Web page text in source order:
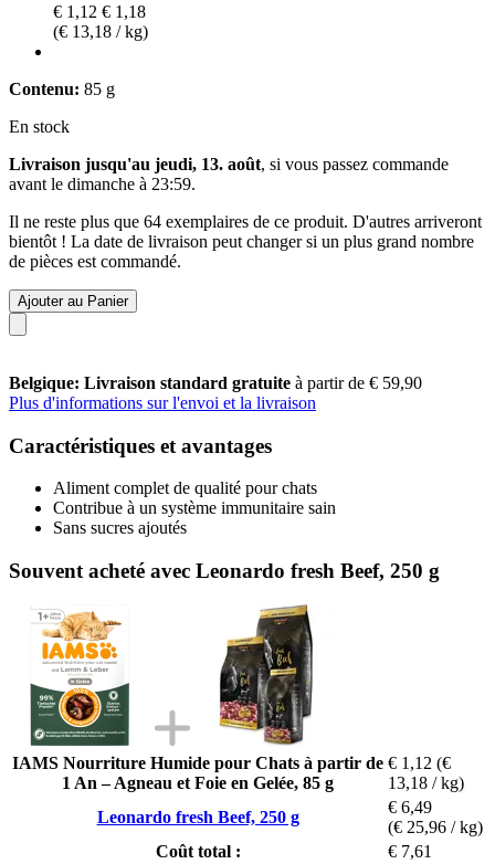
€ 1,12 € 1,18
(€ 13,18 / kg)
Contenu: 85 g
En stock
Livraison jusqu'au jeudi, 13. août, si vous passez commande
avant le dimanche à 23:59.
Il ne reste plus que 64 exemplaires de ce produit. D'autres arriveront
bientôt ! La date de livraison peut changer si un plus grand nombre
de pièces est commandé.
Ajouter au Panier
Belgique: Livraison standard gratuite à partir de € 59,90
Plus d'informations sur l'envoi et la livraison
Caractéristiques et avantages
Aliment complet de qualité pour chats
Contribue à un système immunitaire sain
Sans sucres ajoutés
Souvent acheté avec Leonardo fresh Beef, 250 g
IAMS Nourriture Humide pour Chats à partir de
1 An – Agneau et Foie en Gelée, 85 g
€ 1,12 (€
13,18 / kg)
Leonardo fresh Beef, 250 g
€ 6,49
(€ 25,96 / kg)
Coût total :
€ 7,61